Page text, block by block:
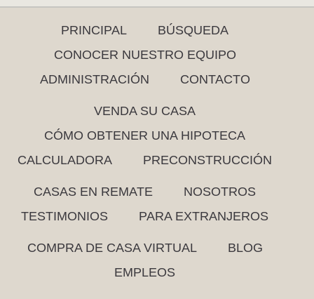
PRINCIPAL
BÚSQUEDA
CONOCER NUESTRO EQUIPO
ADMINISTRACIÓN
CONTACTO
VENDA SU CASA
CÓMO OBTENER UNA HIPOTECA
CALCULADORA
PRECONSTRUCCIÓN
CASAS EN REMATE
NOSOTROS
TESTIMONIOS
PARA EXTRANJEROS
COMPRA DE CASA VIRTUAL
BLOG
EMPLEOS